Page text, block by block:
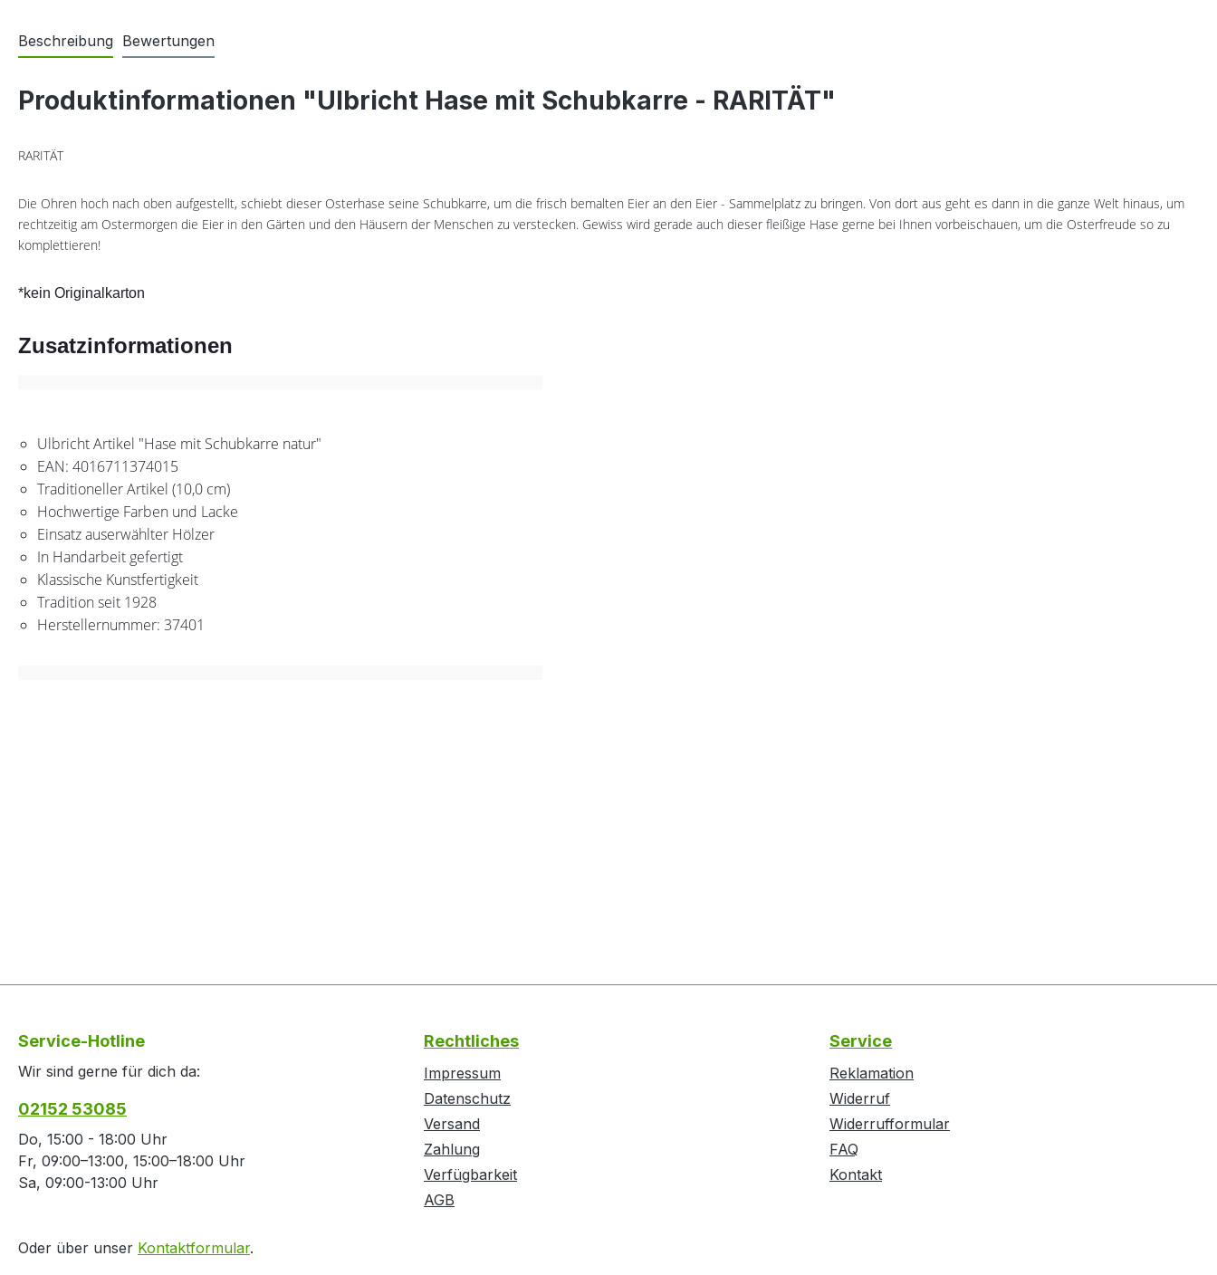
Beschreibung Bewertungen
Produktinformationen "Ulbricht Hase mit Schubkarre - RARITÄT"
RARITÄT
Die Ohren hoch nach oben aufgestellt, schiebt dieser Osterhase seine Schubkarre, um die frisch bemalten Eier an den Eier - Sammelplatz zu bringen. Von dort aus geht es dann in die ganze Welt hinaus, um
rechtzeitig am Ostermorgen die Eier in den Gärten und den Häusern der Menschen zu verstecken. Gewiss wird gerade auch dieser fleißige Hase gerne bei Ihnen vorbeischauen, um die Osterfreude so zu
komplettieren!
*kein Originalkarton
Zusatzinformationen
Ulbricht Artikel "Hase mit Schubkarre natur"
EAN: 4016711374015
Traditioneller Artikel (10,0 cm)
Hochwertige Farben und Lacke
Einsatz auserwählter Hölzer
In Handarbeit gefertigt
Klassische Kunstfertigkeit
Tradition seit 1928
Herstellernummer: 37401
Service-Hotline
Wir sind gerne für dich da:
02152 53085
Do, 15:00 - 18:00 Uhr
Fr, 09:00–13:00, 15:00–18:00 Uhr
Sa, 09:00-13:00 Uhr
Oder über unser Kontaktformular.
Rechtliches
Impressum
Datenschutz
Versand
Zahlung
Verfügbarkeit
AGB
Service
Reklamation
Widerruf
Widerrufformular
FAQ
Kontakt